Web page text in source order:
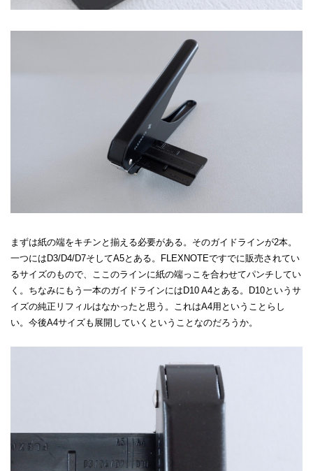
まずは紙の端をキチンと揃える必要がある。そのガイドラインが2本。
一つにはD3/D4/D7そしてA5とある。FLEXNOTEですでに販売されてい
るサイズのもので、ここのラインに紙の端っこを合わせてパンチしてい
く。ちなみにもう一本のガイドラインにはD10 A4とある。D10というサ
イズの純正リフィルはなかったと思う。これはA4用ということらし
い。今後A4サイズも展開していくということなのだろうか。